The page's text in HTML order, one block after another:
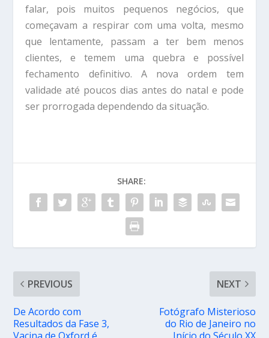
falar, pois muitos pequenos negócios, que
começavam a respirar com uma volta, mesmo
que lentamente, passam a ter bem menos
clientes, e temem uma quebra e possível
fechamento definitivo. A nova ordem tem
validade até poucosdias antes do natal e pode
ser prorrogada dependendo da situação.
SHARE:
PREVIOUS
De Acordo com
Resultados da Fase 3,
NEXT
Fotógrafo Misterioso
do Rio de Janeiro no